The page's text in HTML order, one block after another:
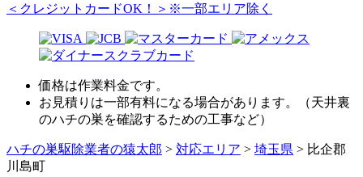
＜クレジットカードOK！＞※一部エリア除く
価格は作業料金です。
お見積りは一部有料になる場合があります。（天井裏
のハチの巣を確認するための工事など）
ハチの巣駆除業者の猿太郎 > 対応エリア > 埼玉県 > 比企郡
川島町